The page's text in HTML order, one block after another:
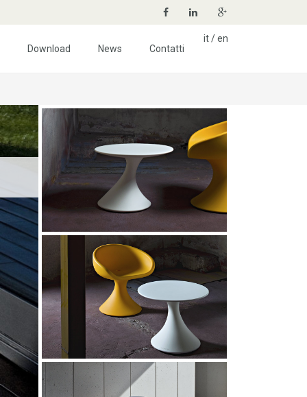
Download News Contatti
it/en